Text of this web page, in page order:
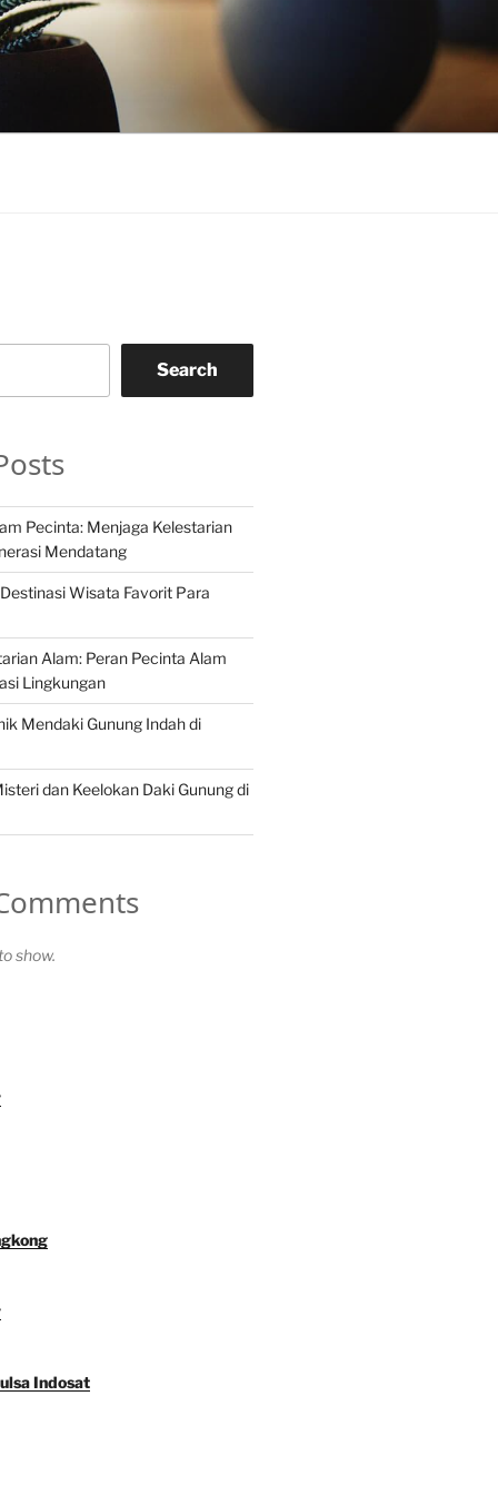
Search
Pecinta: Menjaga Kelestarian
Mendatang
Wisata Favorit Para
Alam: Peran Pecinta Alam
Lingkungan
Mendaki Gunung Indah di
dan Keelokan Daki Gunung di
show.
Indosat